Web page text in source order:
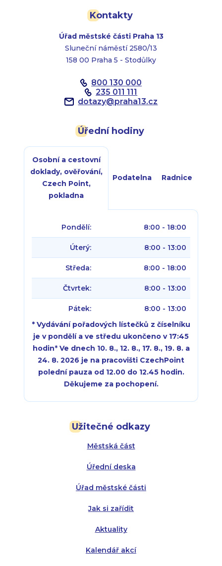
Kontakty
Úřad městské části Praha 13
Sluneční náměstí 2580/13
158 00 Praha 5 - Stodůlky
800 130 000
235 011 111
dotazy@praha13.cz
Užitečné odkazy
Městská část
Úřední deska
Úřad městské části
Jak si zařídit
Aktuality
Kalendář akcí
Úřední hodiny
Osobní a cestovní
doklady, ověřování,
Czech Point,
pokladna
Podatelna Radnice
Pondělí: 8:00 - 18:00
Úterý: 8:00 - 13:00
Středa: 8:00 - 18:00
Čtvrtek: 8:00 - 13:00
Pátek:
8:00 - 13:00
* Vydávání pořadových lístečků z číselníku
je v pondělí a ve středu ukončeno v 17:45
hodin* Ve dnech 10. 8., 12. 8., 17. 8., 19. 8. a
24. 8. 2026 je na pracovišti CzechPoint
polední pauza od 12.00 do 12.45 hodin.
Děkujeme za pochopení.
Úterý:
Středa:
Čtvrtek:
Pátek:
Úterý:
Středa:
Čtvrtek: